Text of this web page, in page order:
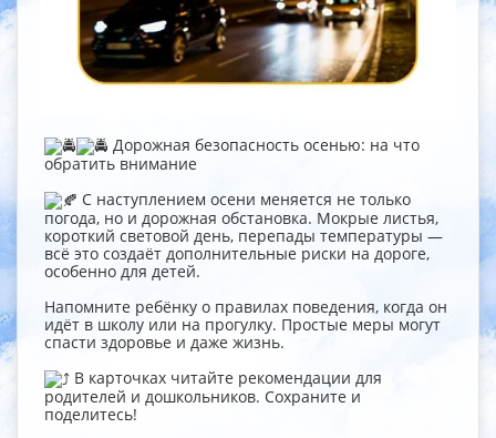
Дорожная безопасность осенью: на что
обратить внимание
С наступлением осени меняется не только
погода, но и дорожная обстановка. Мокрые листья,
короткий световой день, перепады температуры —
всё это создаёт дополнительные риски на дороге,
особенно для детей.
Напомните ребёнку о правилах поведения, когда он
идёт в школу или на прогулку. Простые меры могут
спасти здоровье и даже жизнь.
В карточках читайте рекомендации для
родителей и дошкольников. Сохраните и
поделитесь!